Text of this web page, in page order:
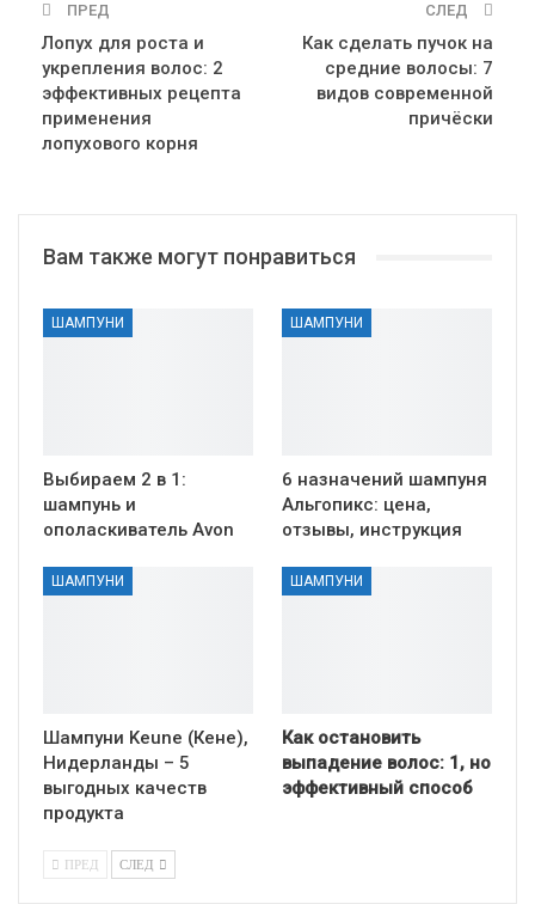
ПРЕД
Лопух для роста и
укрепления волос: 2
эффективных рецепта
применения
лопухового корня
СЛЕД
Как сделать пучок на
средние волосы: 7
видов современной
причёски
Вам также могут понравиться
ШАМПУНИ
Выбираем 2 в 1:
шампунь и
ополаскиватель Avon
ШАМПУНИ
6 назначений шампуня
Альгопикс: цена,
отзывы, инструкция
ШАМПУНИ
Шампуни Keune (Кене),
Нидерланды – 5
выгодных качеств
продукта
ШАМПУНИ
Как остановить
выпадение волос: 1, но
эффективный способ
ПРЕД СЛЕД